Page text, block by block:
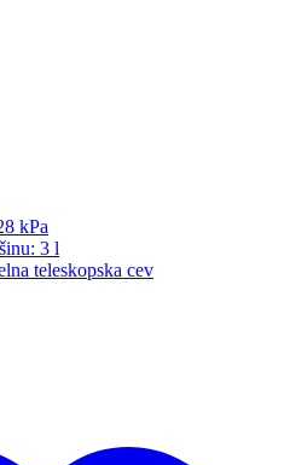
kPa
3 l
teleskopska cev